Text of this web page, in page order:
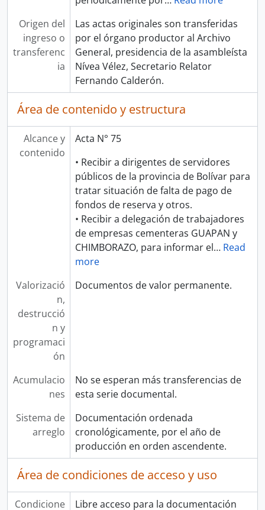
Origen del
ingreso o
transferenc
ia
Las actas originales son transferidas
por el órgano productor al Archivo
General, presidencia de la asambleísta
Nívea Vélez, Secretario Relator
Fernando Calderón.
Área de contenido y estructura
Alcance y
contenido
Acta N° 75
• Recibir a dirigentes de servidores
públicos de la provincia de Bolívar para
tratar situación de falta de pago de
fondos de reserva y otros.
• Recibir a delegación de trabajadores
de empresas cementeras GUAPAN y
CHIMBORAZO, para informar el… Read
more
Valorizació
n,
destrucció
n y
programaci
ón
Documentos de valor permanente.
Acumulacio
nes
No se esperan más transferencias de
esta serie documental.
Sistema de
arreglo
Documentación ordenada
cronológicamente, por el año de
producción en orden ascendente.
Área de condiciones de acceso y uso
Condicione Libre acceso para la documentación